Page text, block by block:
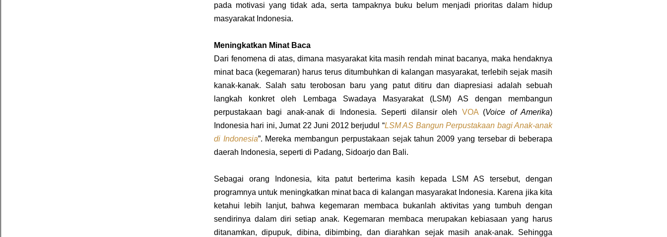
pada motivasi yang tidak ada, serta tampaknya buku belum menjadi prioritas dalam hidup
masyarakat Indonesia.
Meningkatkan Minat Baca
Dari fenomena di atas, dimana masyarakat kita masih rendah minat bacanya, maka hendaknya
minat baca (kegemaran) harus terus ditumbuhkan di kalangan masyarakat, terlebih sejak masih
kanak-kanak. Salah satu terobosan baru yang patut ditiru dan diapresiasi adalah sebuah
langkah konkret oleh Lembaga Swadaya Masyarakat (LSM) AS dengan membangun
perpustakaan bagi anak-anak di Indonesia. Seperti dilansir oleh VOA(Voice of Amerika)
Indonesia hari ini, Jumat 22 Juni 2012 berjudul “LSM AS Bangun Perpustakaan bagi Anak-anak
di Indonesia”. Mereka membangun perpustakaan sejak tahun 2009 yang tersebar di beberapa
daerah Indonesia, seperti di Padang, Sidoarjo dan Bali.
Sebagai orang Indonesia, kita patut berterima kasih kepada LSM AS tersebut, dengan
programnya untuk meningkatkan minat baca di kalangan masyarakat Indonesia. Karena jika kita
ketahui lebih lanjut, bahwa kegemaran membaca bukanlah aktivitas yang tumbuh dengan
sendirinya dalam diri setiap anak. Kegemaran membaca merupakan kebiasaan yang harus
ditanamkan, dipupuk, dibina, dibimbing, dan diarahkan sejak masih anak-anak. Sehingga